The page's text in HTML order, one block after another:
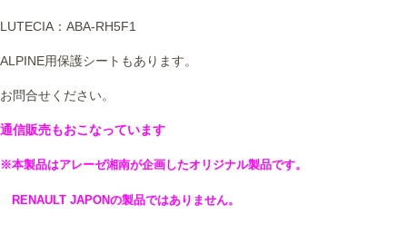
LUTECIA：ABA-RH5F1
ALPINE用保護シートもあります。
お問合せください。
通信販売もおこなっています
※本製品はアレーゼ湘南が企画したオリジナル製品です。
RENAULT JAPONの製品ではありません。